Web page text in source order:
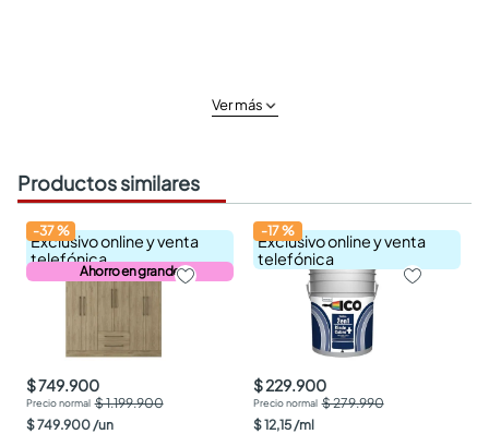
Ver más
Productos similares
Exclusivo online y venta
telefónica
Ahorro en grande
-37%
$ 749.900
$ 1.199.900
$749.900 /un
Exclusivo online y venta
telefónica
-17%
$ 229.900
$ 279.990
$12,15 /ml